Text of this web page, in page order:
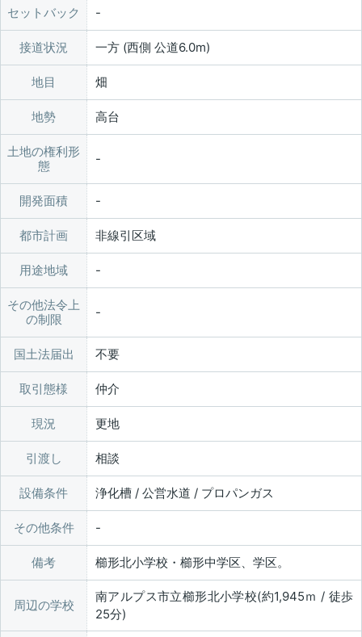
セットバック
接道状況 一方 (西側 公道6.0m)
地目 畑
地勢 高台
土地の権利形
態
開発面積
都市計画 非線引区域
用途地域
その他法令上
の制限
国土法届出 不要
取引態様 仲介
現況 更地
引渡し 相談
設備条件 浄化槽 / 公営水道 / プロパンガス
その他条件
備考 櫛形北小学校・櫛形中学区、学区。
周辺の学校
南アルプス市立櫛形北小学校(約1,945ｍ / 徒歩
25分)